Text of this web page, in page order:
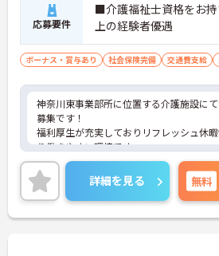
応募要件
■介護福祉士資格をお
上の経験者優遇
ボーナス・賞与あり 社会保険完備 交通費支給
神奈川東事業部所に位置する介護施設に
募集です！
福利厚生が充実しておりリフレッシュ休
り働きやすい環境です。
ご興味ある方には、面接対策ポイントな
詳細をお話しいたしますのでお気軽にご相
い！
詳細を見る 無料